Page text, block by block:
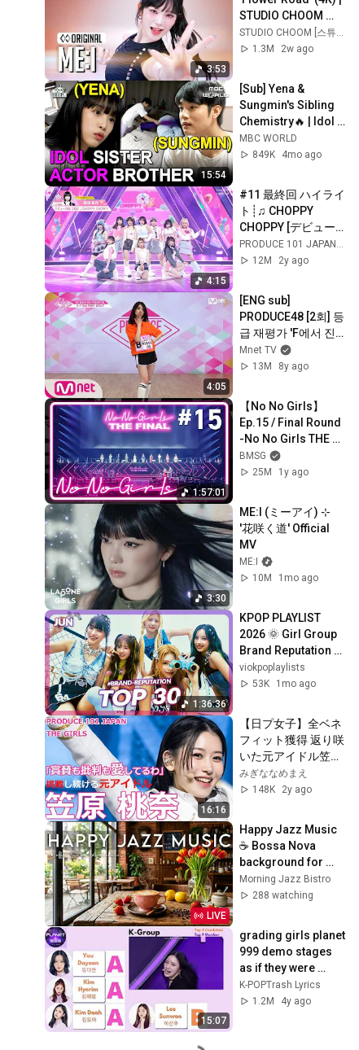
決定戦2025】
3:53
STUDIO CHOOM
ORIGINAL
STUDIO CHOOM [스튜디오 춤]
1.3M
2w ago
15:54
[Sub] Yena &
Sungmin's Sibling
Chemistry🔥 | Idol &
Actor Duo #Yena
#Sungmin
MBC WORLD
849K
4mo ago
4:15
#11 最終回 ハイライ
ト┊♫ CHOPPY
CHOPPY [デビュー
評価]
PRODUCE 101 JAPAN 新世界
12M
2y ago
4:05
[ENG sub]
PRODUCE48 [2회] 등
급 재평가 'F에서 진
주를 찾은 것 같아요'
180622 EP.2
Mnet TV
13M
8y ago
1:57:01
【No No Girls】
Ep.15 / Final Round
-No No Girls THE
FINAL-
BMSG
25M
1y ago
3:30
ME:I (ミーアイ) ⊹
'花咲く道' Official
MV
ME:I
10M
1mo ago
1:36:36
KPOP PLAYLIST
2026 🌞 Girl Group
Brand Reputation
Ranking (June)
[4K/MV]
viokpoplaylists
53K
1mo ago
16:16
【日プ女子】全ベネ
フィット獲得 返り咲
いた元アイドル笠原
桃奈ダイジェスト[日
プガール
みぎななめまえ
148K
2y ago
LIVE
Happy Jazz Music
☕ Bossa Nova
background for
Relaxing, Great
Moods and Happy
Morning Jazz Bistro
288 watching
15:07
grading girls planet
999 demo stages
as if they were
pd101 auditions
K-POPTrash Lyrics
1.2M
4y ago